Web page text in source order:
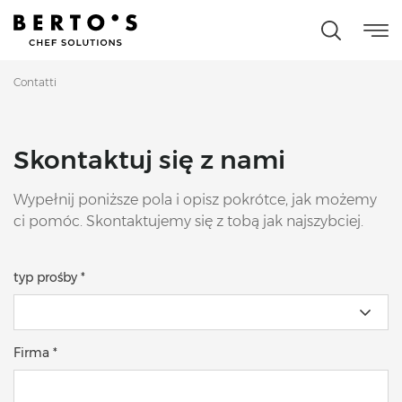
Contatti
Skontaktuj się z nami
Wypełnij poniższe pola i opisz pokrótce, jak możemy
ci pomóc. Skontaktujemy się z tobą jak najszybciej.
typ prośby *
Firma *